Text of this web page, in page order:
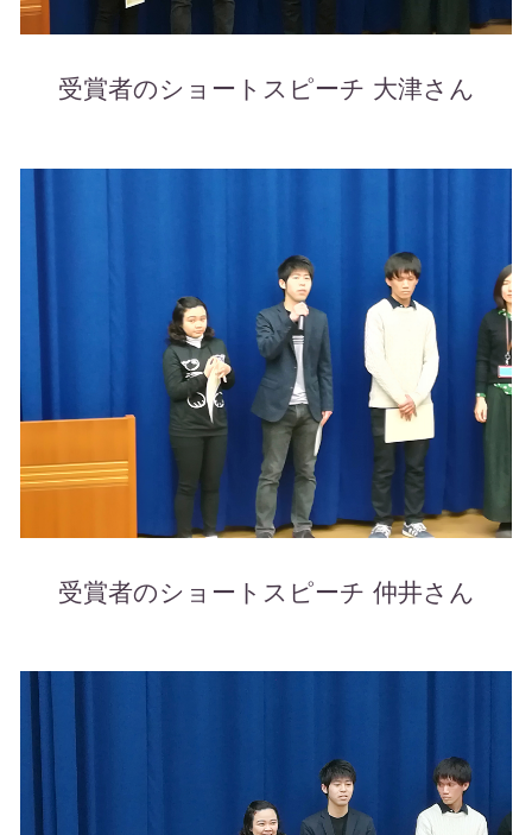
受賞者のショートスピーチ 大津さん
受賞者のショートスピーチ 仲井さん